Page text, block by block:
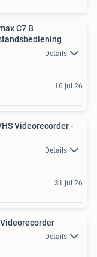
C7 B
Details
16 jul 26
Videorecorder -
Details
31 jul 26
Details